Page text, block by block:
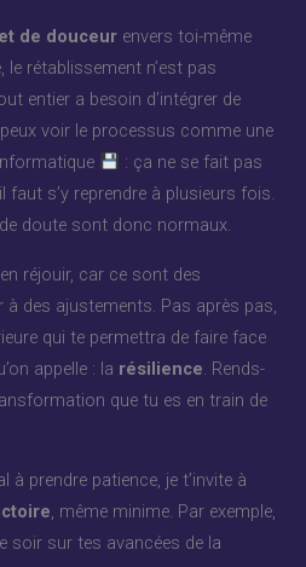
de douceur envers toi-même
le rétablissement n’est pas
entier a besoin d’intégrer de
voir le processus comme une
: ça ne se fait pas
faut s’y reprendre à plusieurs fois.
doute sont donc normaux.
réjouir, car ce sont des
des ajustements. Pas après pas,
qui te permettra de faire face
appelle : la résilience. Rends-
que tu es en train de
prendre patience, je t’invite à
, même minime. Par exemple,
soir sur tes avancées de la